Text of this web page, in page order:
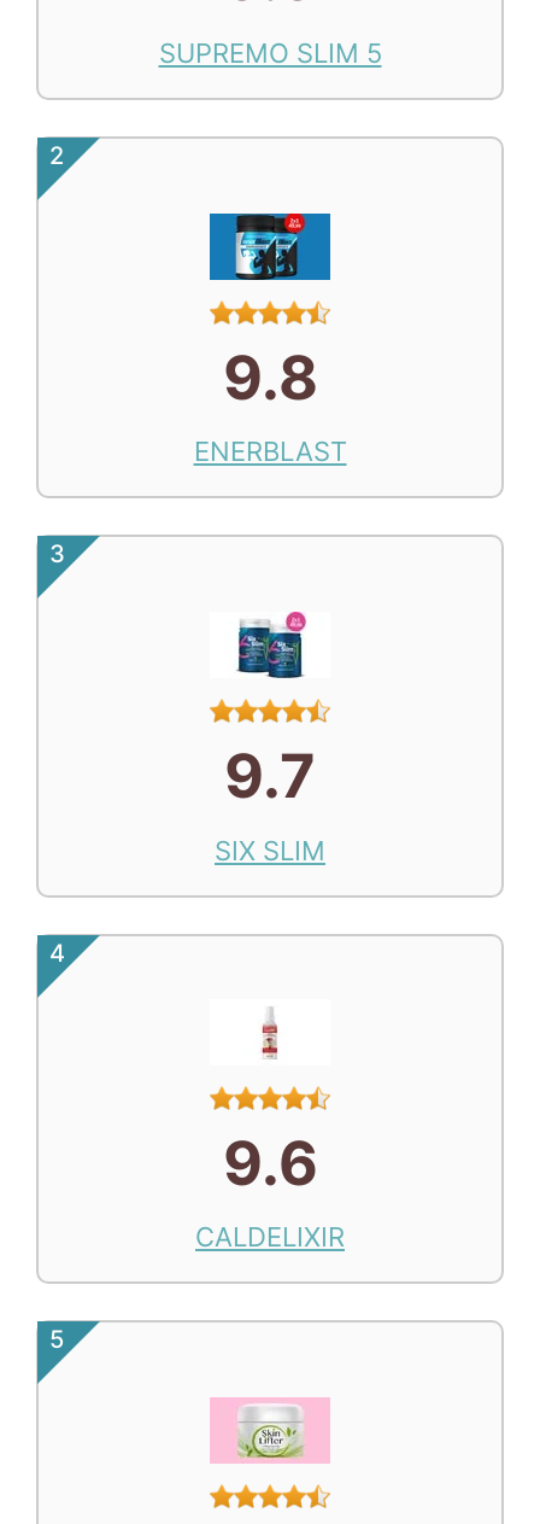
SUPREMO SLIM 5
2
9.8
ENERBLAST
3
9.7
SIX SLIM
4
9.6
CALDELIXIR
5